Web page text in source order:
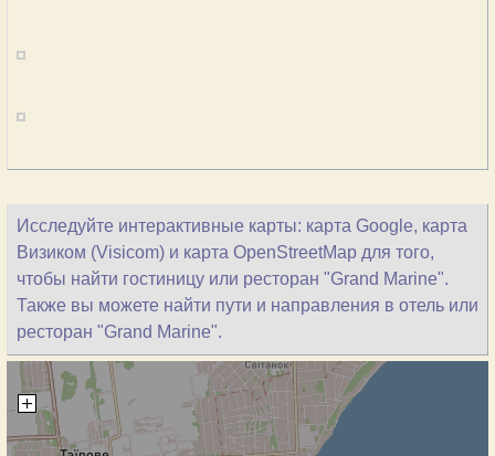
Исследуйте интерактивные карты: карта Google, карта
Визиком (Visicom) и карта OpenStreetMap для того,
чтобы найти гостиницу или ресторан "Grand Marine".
Также вы можете найти пути и направления в отель или
ресторан "Grand Marine".